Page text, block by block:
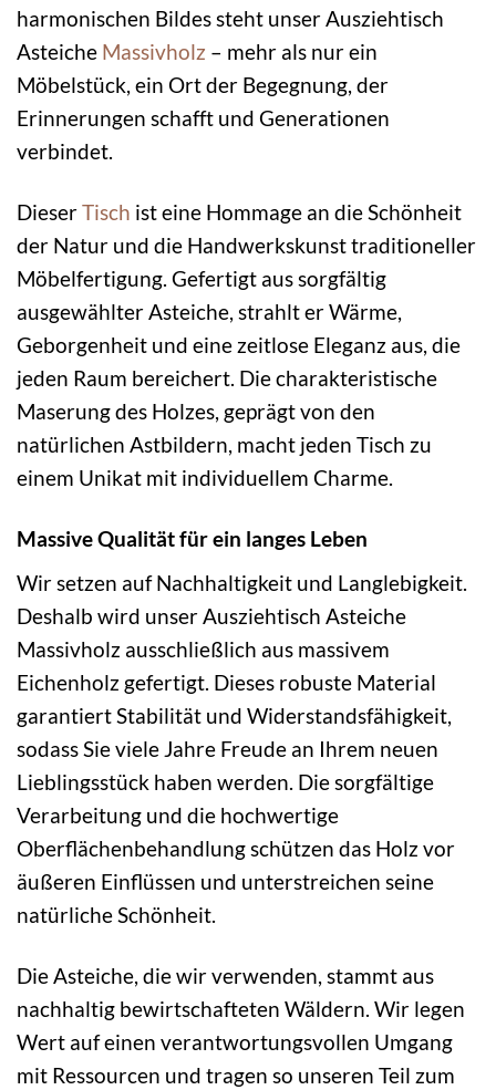
harmonischen Bildes steht unser Ausziehtisch
Asteiche Massivholz – mehr als nur ein
Möbelstück, ein Ort der Begegnung, der
Erinnerungen schafft und Generationen
verbindet.
DieserTisch ist eine Hommage an die Schönheit
der Natur und die Handwerkskunst traditioneller
Möbelfertigung. Gefertigt aus sorgfältig
ausgewählter Asteiche, strahlt er Wärme,
Geborgenheit und eine zeitlose Eleganz aus, die
jeden Raum bereichert. Die charakteristische
Maserung des Holzes, geprägt von den
natürlichen Astbildern, macht jeden Tisch zu
einem Unikat mit individuellem Charme.
Massive Qualität für ein langes Leben
Wir setzen auf Nachhaltigkeit und Langlebigkeit.
Deshalb wird unser Ausziehtisch Asteiche
Massivholz ausschließlich aus massivem
Eichenholz gefertigt. Dieses robuste Material
garantiert Stabilität und Widerstandsfähigkeit,
sodass Sie viele Jahre Freude an Ihrem neuen
Lieblingsstück haben werden. Die sorgfältige
Verarbeitung und die hochwertige
Oberflächenbehandlung schützen das Holz vor
äußeren Einflüssen und unterstreichen seine
natürliche Schönheit.
Die Asteiche, die wir verwenden, stammt aus
nachhaltig bewirtschafteten Wäldern. Wir legen
Wert auf einen verantwortungsvollen Umgang
mit Ressourcen und tragen so unseren Teil zum